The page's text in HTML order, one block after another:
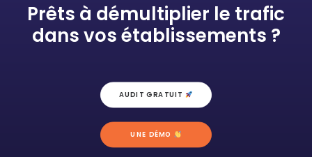
Prêts à démultiplier le trafic
dans vos établissements ?
AUDIT GRATUIT
UNE DÉMO